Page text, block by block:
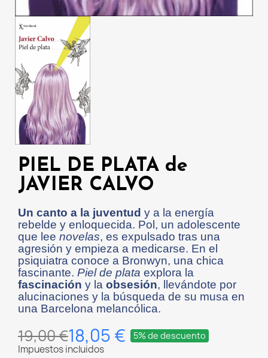
PIEL DE PLATA de
JAVIER CALVO
Un canto a la juventud y a la energía
rebelde y enloquecida. Pol, un adolescente
que lee novelas, es expulsado tras una
agresión y empieza a medicarse. En el
psiquiatra conoce a Bronwyn, una chica
fascinante. Piel de plata explora la
fascinación y la obsesión, llevándote por
alucinaciones y la búsqueda de su musa en
una Barcelona melancólica.
19,00 €18,05 € 5% de descuento
Impuestos incluidos